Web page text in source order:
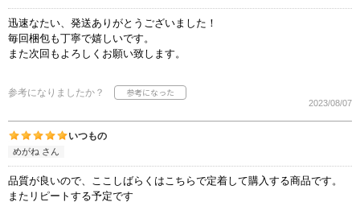
迅速なたい、発送ありがとうございました！
毎回梱包も丁寧で嬉しいです。
また次回もよろしくお願い致します。
参考になりましたか？
2023/08/07
いつもの
めがね さん
品質が良いので、ここしばらくはこちらで定着して購入する商品です。
またリピートする予定です